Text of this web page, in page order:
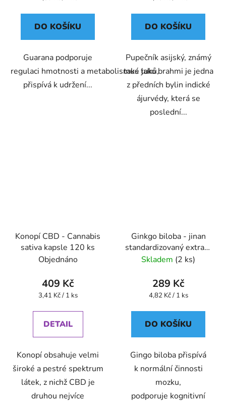
DO KOŠÍKU
Guarana podporuje
regulaci hmotnosti a metabolismus tuků,
přispívá k udržení...
DO KOŠÍKU
Pupečník asijský, známý
také jako brahmi je jedna
z předních bylin indické
ájurvédy, která se
poslední...
Konopí CBD - Cannabis
sativa kapsle 120 ks
Objednáno
409 Kč
Měrná
3,41 Kč / 1 ks
DETAIL
Konopí obsahuje velmi
široké a pestré spektrum
látek, z nichž CBD je
druhou nejvíce
Ginkgo biloba - jinan
standardizovaný extrakt
kapsle 60 ks
Skladem (2 ks)
289 Kč
Měrná
4,82 Kč / 1 ks
DO KOŠÍKU
Gingo biloba přispívá
k normální činnosti
mozku,
podporuje kognitivní